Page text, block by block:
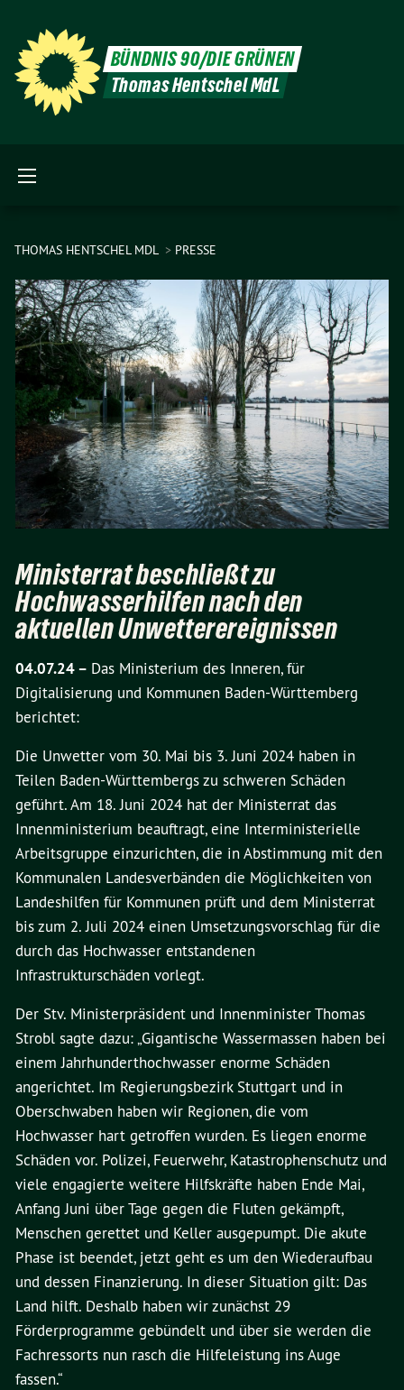
BÜNDNIS 90/DIE GRÜNEN
Thomas Hentschel MdL
THOMAS HENTSCHEL MDL PRESSE
Ministerrat beschließt zu
Hochwasserhilfen nach den
aktuellen Unwetterereignissen
04.07.24 – Das Ministerium des Inneren, für
Digitalisierung und Kommunen Baden-Württemberg
berichtet:
Die Unwetter vom 30. Mai bis 3. Juni 2024 haben in
Teilen Baden-Württembergs zu schweren Schäden
geführt. Am 18. Juni 2024 hat der Ministerrat das
Innenministerium beauftragt, eine Interministerielle
Arbeitsgruppe einzurichten, die in Abstimmung mit den
Kommunalen Landesverbänden die Möglichkeiten von
Landeshilfen für Kommunen prüft und dem Ministerrat
bis zum 2. Juli 2024 einen Umsetzungsvorschlag für die
durch das Hochwasser entstandenen
Infrastrukturschäden vorlegt.
Der Stv. Ministerpräsident und Innenminister Thomas
Strobl sagte dazu: „Gigantische Wassermassen haben bei
einem Jahrhunderthochwasser enorme Schäden
angerichtet. Im Regierungsbezirk Stuttgart und in
Oberschwaben haben wir Regionen, die vom
Hochwasser hart getroffen wurden. Es liegen enorme
Schäden vor. Polizei, Feuerwehr, Katastrophenschutz und
viele engagierte weitere Hilfskräfte haben Ende Mai,
Anfang Juni über Tage gegen die Fluten gekämpft,
Menschen gerettet und Keller ausgepumpt. Die akute
Phase ist beendet, jetzt geht es um den Wiederaufbau
und dessen Finanzierung. In dieser Situation gilt: Das
Land hilft. Deshalb haben wir zunächst 29
Förderprogramme gebündelt und über sie werden die
Fachressorts nun rasch die Hilfeleistung ins Auge
fassen.“